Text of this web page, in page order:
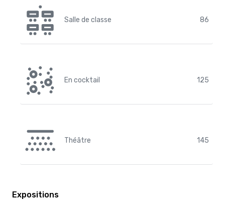
Salle de classe 86
En cocktail 125
Théâtre 145
Expositions